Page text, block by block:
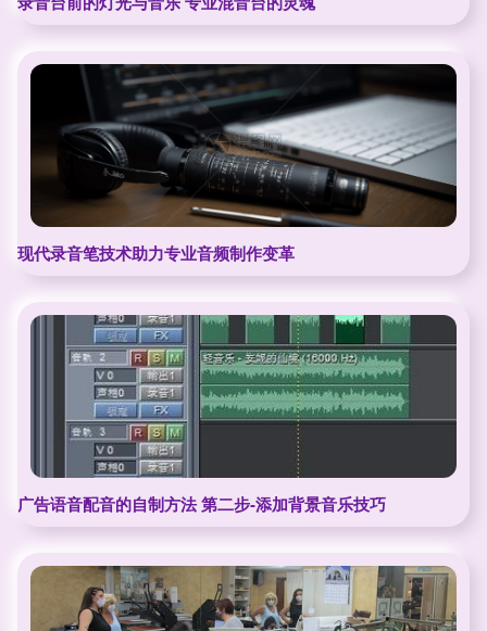
现代录音笔技术助力专业音频制作变革
广告语音配音的自制方法 第二步-添加背景音乐技巧